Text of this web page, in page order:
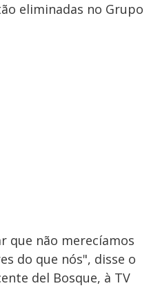
eliminadas no Grupo
que não merecíamos
do que nós", disse o
del Bosque, à TV